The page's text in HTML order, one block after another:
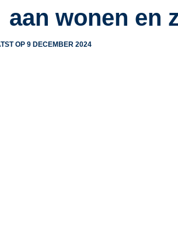
aan wonen en
OP 9 DECEMBER 2024